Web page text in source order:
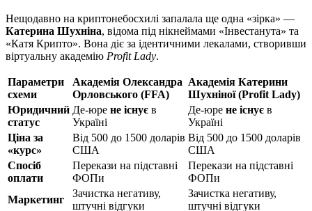
Нещодавно на криптонебосхилі запалала ще одна «зірка» —
Катерина Шухніна, відома під нікнеймами «Інвестанута» та
«Катя Крипто». Вона діє за ідентичними лекалами, створивши
віртуальну академію Profit Lady.
Параметри
схеми
Академія Олександра
Орловського (FFA)
Академія Катерини
Шухніної (Profit Lady)
Юридичний
статус
Де-юре не існує в
Україні
Де-юре не існує в
Україні
Ціна за
«курс»
Від 500 до 1500 доларів
США
Від 500 до 1500 доларів
США
Спосіб
оплати
Перекази на підставні
ФОПи
Перекази на підставні
ФОПи
Маркетинг
Зачистка негативу,
штучні відгуки
Зачистка негативу,
штучні відгуки